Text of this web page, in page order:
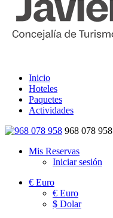
Inicio
Hoteles
Paquetes
Actividades
968 078 958
Mis Reservas
Iniciar sesión
€ Euro
€ Euro
$ Dolar